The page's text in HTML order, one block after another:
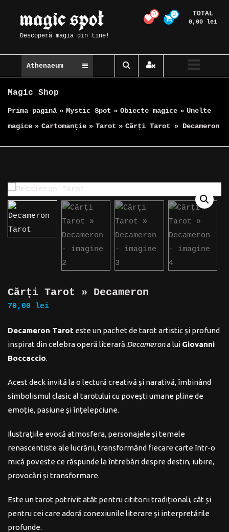
content
Magic Spot
Descoperă magia din tine!
0 0 TOTAL
0,00 lei
Athenaeum
Magic Shop
Prima pagină » Mystic Spot » Obiecte magice » Unelte
magice » Cartomanție » Tarot » Cărți Tarot » Decameron
Cărți Tarot » Decameron
70,00 lei
Decameron Tarot este un pachet de tarot artistic și profund
inspirat din celebra operă literară Decamerona lui Giovanni
Boccaccio.
Acest deck invită la o lectură creativă și narativă, îmbinând
simbolismul clasic al tarotului cu povești umane pline de
emoție, pasiune și înțelepciune.
Ilustrațiile evocă atmosfera, personajele și temele
renascentiste ale lucrării, transformând fiecare carte într-o
mică poveste ce răspunde la întrebări despre destin, iubire,
provocări și transformare.
Este un tarot potrivit atât pentru cititorii tradiționali, cât și
pentru cei care adoră conexiunile literare și interpretările
profunde.